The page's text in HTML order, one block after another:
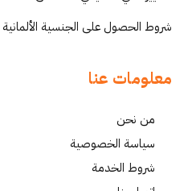
شروط الحصول على الجنسية الألمانية 2026 والجنسية المزدوجة
معلومات عنا
من نحن
سياسة الخصوصية
شروط الخدمة